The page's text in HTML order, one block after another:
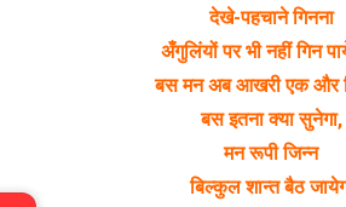
देखे-पहचाने गिनना
अँगुलिंयों पर भी नहीं गिन
बस मन अब आखरी एक और
बस इतना क्या सुनेगा,
मन रूपी जिन्न
बिल्कुल शान्त बैठ